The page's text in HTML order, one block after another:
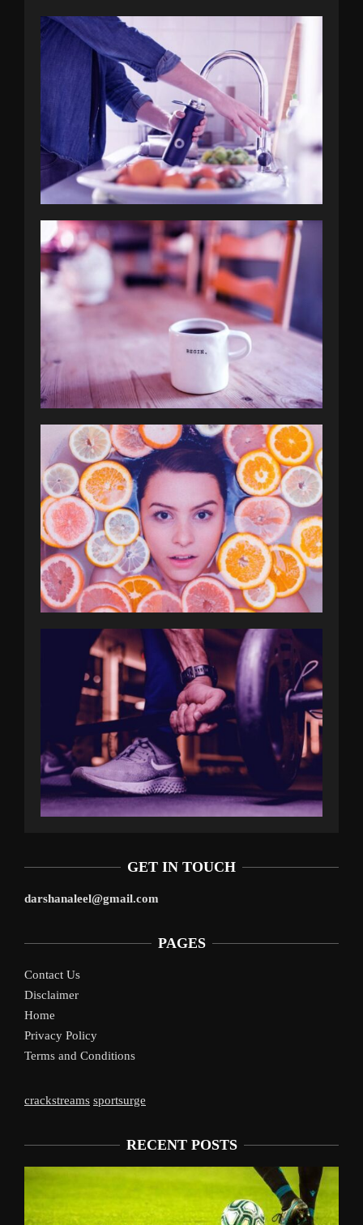
GET IN TOUCH
darshanaleel@gmail.com
PAGES
Contact Us
Disclaimer
Home
Privacy Policy
Terms and Conditions
crackstreams sportsurge
RECENT POSTS